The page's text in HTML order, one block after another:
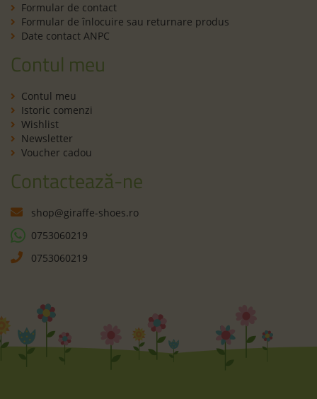
Formular de contact
Formular de înlocuire sau returnare produs
Date contact ANPC
Contul meu
Contul meu
Istoric comenzi
Wishlist
Newsletter
Voucher cadou
Contactează-ne
shop@giraffe-shoes.ro
0753060219
0753060219